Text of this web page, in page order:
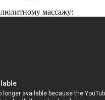
массажу: